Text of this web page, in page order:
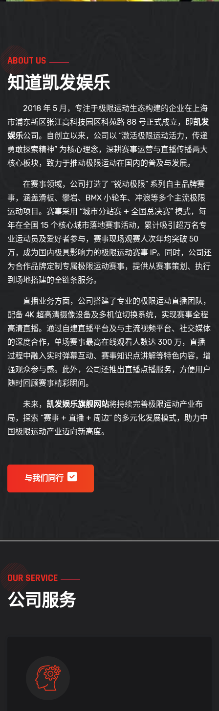
ABOUT US
知道凯发娱乐
2018 年 5 月，专注于极限运动生态构建的企业在上海
市浦东新区张江高科技园区科苑路 88 号正式成立，即凯发
娱乐公司。自创立以来，公司以 “激活极限运动活力，传递
勇敢探索精神” 为核心理念，深耕赛事运营与直播传播两大
核心板块，致力于推动极限运动在国内的普及与发展。
在赛事领域，公司打造了 “锐动极限” 系列自主品牌赛
事，涵盖滑板、攀岩、BMX 小轮车、冲浪等多个主流极限
运动项目。赛事采用 “城市分站赛 + 全国总决赛” 模式，每
年在全国 15 个核心城市落地赛事活动，累计吸引超万名专
业运动员及爱好者参与，赛事现场观赛人次年均突破 50
万，成为国内极具影响力的极限运动赛事 IP。同时，公司还
为合作品牌定制专属极限运动赛事，提供从赛事策划、执行
到场地搭建的全链条服务。
直播业务方面，公司搭建了专业的极限运动直播团队，
配备 4K 超高清摄像设备及多机位切换系统，实现赛事全程
高清直播。通过自建直播平台及与主流视频平台、社交媒体
的深度合作，单场赛事最高在线观看人数达 300 万，直播
过程中融入实时弹幕互动、赛事知识点讲解等特色内容，增
强观众参与感。此外，公司还推出直播点播服务，方便用户
随时回顾赛事精彩瞬间。
未来， 凯发娱乐旗舰网站将持续完善极限运动产业布
局，探索 “赛事 + 直播 + 周边” 的多元化发展模式，助力中
国极限运动产业迈向新高度。
与我们同行
OUR SERVICE
公司服务